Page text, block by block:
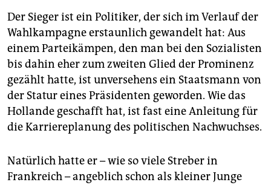
Der Sieger ist ein Politiker, der sich im Verlauf der
Wahlkampagne erstaunlich gewandelt hat: Aus
einem Parteikämpen, den man bei den Sozialisten
bis dahin eher zum zweiten Glied der Prominenz
gezählt hatte, ist unversehens ein Staatsmann von
der Statur eines Präsidenten geworden. Wie das
Hollande geschafft hat, ist fast eine Anleitung für
die Karriereplanung des politischen Nachwuchses.
Natürlich hatte er – wie so viele Streber in
Frankreich – angeblich schon als kleiner Junge